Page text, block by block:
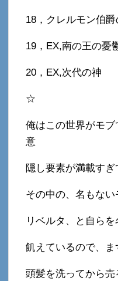
18，クレルモン伯爵
19，EX,南の王の憂
20，EX,次代の神
☆
俺はこの世界がモ
意
隠し要素が満載す
その中の、名もな
リベルタ、と自ら
飢えているので、
頭髪を洗ってから